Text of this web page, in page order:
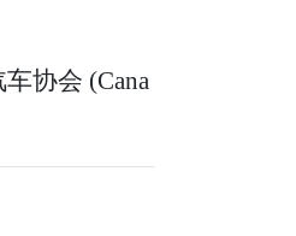
协会 (Cana